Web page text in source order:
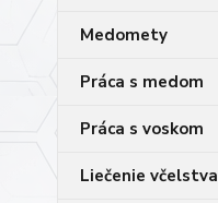
Medomety
Práca s medom
Práca s voskom
Liečenie včelstva